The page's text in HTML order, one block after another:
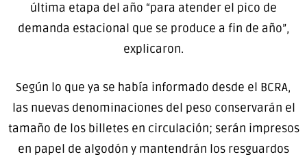
última etapa del año “para atender el pico de
demanda estacional que se produce a fin de año”,
explicaron.
Según lo que ya se había informado desde el BCRA,
las nuevas denominaciones del peso conservarán el
tamaño de los billetes en circulación; serán impresos
en papel de algodón y mantendrán los resguardos